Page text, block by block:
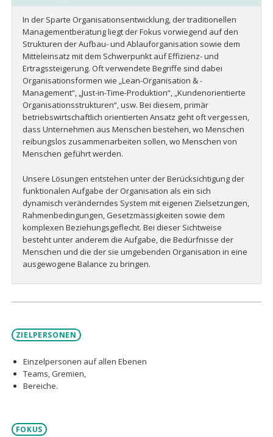
In der Sparte Organisationsentwicklung, der traditionellen
Managementberatung liegt der Fokus vorwiegend auf den
Strukturen der Aufbau- und Ablauforganisation sowie dem
Mitteleinsatz mit dem Schwerpunkt auf Effizienz- und
Ertragssteigerung. Oft verwendete Begriffe sind dabei
Organisationsformen wie „Lean-Organisation & -
Management“, „Just-in-Time-Produktion“, „Kundenorientierte
Organisationsstrukturen“, usw. Bei diesem, primär
betriebswirtschaftlich orientierten Ansatz geht oft vergessen,
dass Unternehmen aus Menschen bestehen, wo Menschen
reibungslos zusammenarbeiten sollen, wo Menschen von
Menschen geführt werden.
Unsere Lösungen entstehen unter der Berücksichtigung der
funktionalen Aufgabe der Organisation als ein sich
dynamisch veränderndes System mit eigenen Zielsetzungen,
Rahmenbedingungen, Gesetzmässigkeiten sowie dem
komplexen Beziehungsgeflecht. Bei dieser Sichtweise
besteht unter anderem die Aufgabe, die Bedürfnisse der
Menschen und die der sie umgebenden Organisation in eine
ausgewogene Balance zu bringen.
ZIELPERSONEN
Einzelpersonen auf allen Ebenen
Teams, Gremien,
Bereiche.
FOKUS